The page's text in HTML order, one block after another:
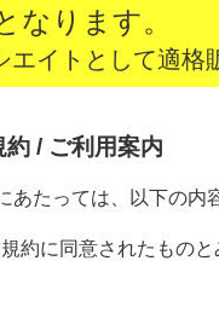
なります。
エイトとして適格
/ ご利用案内
あたっては、以下の
約に同意されたもの